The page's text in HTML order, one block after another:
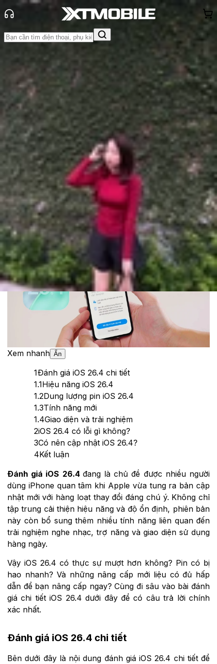
Tin tức
Đánh Giá - Trên Tay
Tin Mới
Đánh Giá - Trên Tay So Sánh Tư vấn
Khuyến
mãiThủ thuật Hỏi đáp App - Game Thông báo
Khách
hàng - Sự kiện
Đánh giá iOS 26.4: Có nên nâng
cấp cho iPhone không?
Anh Thư
Ngày đăng:
03/04/2026
Cập nhật: 03/04/2026
Theo dõi XTMobile trên
Xem nhanh Ẩn
1Đánh giá iOS 26.4 chi tiết
1.1Hiệu năng iOS 26.4
1.2Dung lượng pin iOS 26.4
1.3Tính năng mới
1.4Giao diện và trải nghiệm
2iOS 26.4 có lỗi gì không?
3Có nên cập nhật iOS 26.4?
4Kết luận
Đánh giá iOS 26.4 đang là chủ đề được nhiều người
dùng iPhone quan tâm khi Apple vừa tung ra bản cập
nhật mới với hàng loạt thay đổi đáng chú ý. Không chỉ
tập trung cải thiện hiệu năng và độ ổn định, phiên bản
này còn bổ sung thêm nhiều tính năng liên quan đến
trải nghiệm nghe nhạc, trợ năng và giao diện sử dụng
hàng ngày.
Vậy iOS 26.4 có thực sự mượt hơn không? Pin có bị
hao nhanh? Và những nâng cấp mới liệu có đủ hấp
dẫn để bạn nâng cấp ngay? Cùng đi sâu vào bài đánh
giá chi tiết iOS 26.4 dưới đây để có câu trả lời chính
xác nhất.
Đánh giá iOS 26.4 chi tiết
Bên dưới đây là nội dung đánh giá iOS 26.4 chi tiết để